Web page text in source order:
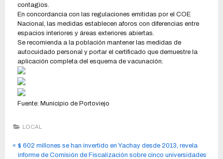
contagios.
En concordancia con las regulaciones emitidas por el COE
Nacional, las medidas establecen aforos con diferencias entre
espacios interiores y áreas exteriores abiertas.
Se recomienda a la población mantener las medidas de
autocuidado personal y portar el certificado que demuestre la
aplicación completa del esquema de vacunación.
Fuente: Municipio de Portoviejo
LOCAL
$ 602 millones se han invertido en Yachay desde 2013, revela
informe de Comisión de Fiscalización sobre cinco universidades